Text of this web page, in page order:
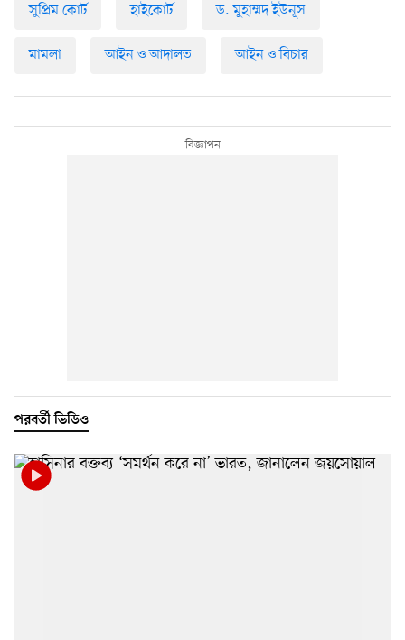
সুপ্রিম কোর্ট হাইকোর্ট ড. মুহাম্মদ ইউনূস
মামলা আইন ও আদালত আইন ও বিচার
পরবর্তী ভিডিও